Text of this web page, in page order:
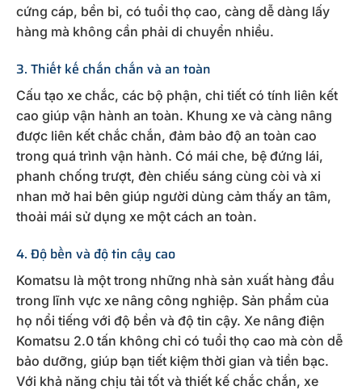
cứng cáp, bền bỉ, có tuổi thọ cao, càng dễ dàng lấy
hàng mà không cần phải di chuyển nhiều.
3. Thiết kế chắn chắn và an toàn
Cấu tạo xe chắc, các bộ phận, chi tiết có tính liên kết
cao giúp vận hành an toàn. Khung xe và càng nâng
được liên kết chắc chắn, đảm bảo độ an toàn cao
trong quá trình vận hành. Có mái che, bệ đứng lái,
phanh chống trượt, đèn chiếu sáng cùng còi và xi
nhan mở hai bên giúp người dùng cảm thấy an tâm,
thoải mái sử dụng xe một cách an toàn.
4. Độ bền và độ tin cậy cao
Komatsu là một trong những nhà sản xuất hàng đầu
trong lĩnh vực xe nâng công nghiệp. Sản phẩm của
họ nổi tiếng với độ bền và độ tin cậy. Xe nâng điện
Komatsu 2.0 tấn không chỉ có tuổi thọ cao mà còn dễ
bảo dưỡng, giúp bạn tiết kiệm thời gian và tiền bạc.
Với khả năng chịu tải tốt và thiết kế chắc chắn, xe